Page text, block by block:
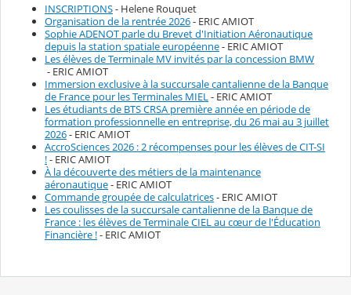
INSCRIPTIONS- Helene Rouquet
Organisation de la rentrée 2026- ERIC AMIOT
Sophie ADENOT parle du Brevet d'Initiation Aéronautique
depuis la station spatiale européenne- ERIC AMIOT
Les élèves de Terminale MV invités par la concession BMW
- ERIC AMIOT
Immersion exclusive à la succursale cantalienne de la Banque
de France pour les Terminales MIEL- ERIC AMIOT
Les étudiants de BTS CRSA première année en période de
formation professionnelle en entreprise, du 26 mai au 3 juillet
2026- ERIC AMIOT
AccroSciences 2026 : 2 récompenses pour les élèves de CIT-SI
!- ERIC AMIOT
À la découverte des métiers de la maintenance
aéronautique- ERIC AMIOT
Commande groupée de calculatrices- ERIC AMIOT
Les coulisses de la succursale cantalienne de la Banque de
France : les élèves de Terminale CIEL au cœur de l'Éducation
Financière !- ERIC AMIOT